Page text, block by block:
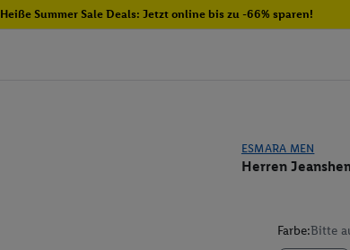
Heiße Summer Sale Deals: Jetzt online bis zu -66% sparen!
ESMARA MEN
Herren
Farbe:Bitte